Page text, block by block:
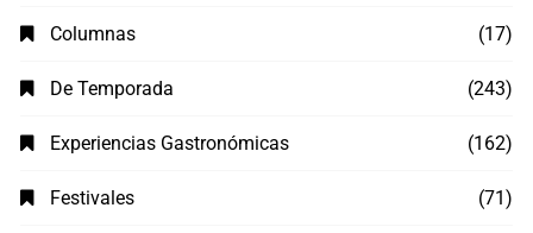
Columnas (17)
De Temporada (243)
Experiencias Gastronómicas (162)
Festivales (71)